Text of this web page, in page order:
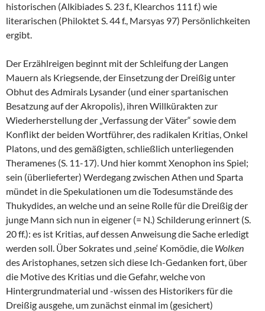
historischen (Alkibiades S. 23 f., Klearchos 111 f.) wie
literarischen (Philoktet S. 44 f., Marsyas 97) Persönlichkeiten
ergibt.
Der Erzählreigen beginnt mit der Schleifung der Langen
Mauern als Kriegsende, der Einsetzung der Dreißig unter
Obhut des Admirals Lysander (und einer spartanischen
Besatzung auf der Akropolis), ihren Willkürakten zur
Wiederherstellung der „Verfassung der Väter“ sowie dem
Konflikt der beiden Wortführer, des radikalen Kritias, Onkel
Platons, und des gemäßigten, schließlich unterliegenden
Theramenes (S. 11-17). Und hier kommt Xenophon ins Spiel;
sein (überlieferter) Werdegang zwischen Athen und Sparta
mündet in die Spekulationen um die Todesumstände des
Thukydides, an welche und an seine Rolle für die Dreißig der
junge Mann sich nun in eigener (= N.) Schilderung erinnert (S.
20 ff.): es ist Kritias, auf dessen Anweisung die Sache erledigt
werden soll. Über Sokrates und ‚seine‘ Komödie, die Wolken
des Aristophanes, setzen sich diese Ich-Gedanken fort, über
die Motive des Kritias und die Gefahr, welche von
Hintergrundmaterial und -wissen des Historikers für die
Dreißig ausgehe, um zunächst einmal im (gesichert)